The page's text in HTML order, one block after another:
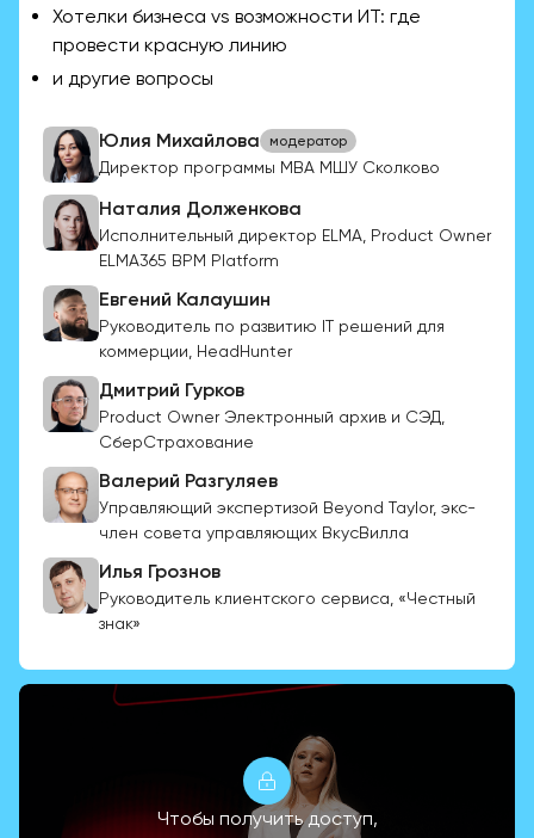
Хотелки бизнеса vs возможности ИТ: где
провести красную линию
и другие вопросы
Юлия Михайлова модератор
Директор программы МВА МШУ Сколково
Наталия Долженкова
Исполнительный директор ELMA, Product Owner
ELMA365 BPM Platform
Евгений Калаушин
Руководитель по развитию IT решений для
коммерции, HeadHunter
Дмитрий Гурков
Product Owner Электронный архив и СЭД,
СберСтрахование
Валерий Разгуляев
Управляющий экспертизой Beyond Taylor, экс-
член совета управляющих ВкусВилла
Илья Грознов
Руководитель клиентского сервиса, «Честный
знак»
Чтобы получить доступ,